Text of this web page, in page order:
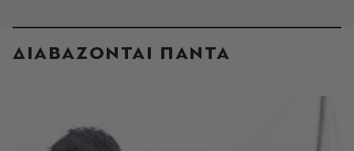
ΔΙΑΒΑΖΟΝΤΑΙ ΠΑΝΤΑ